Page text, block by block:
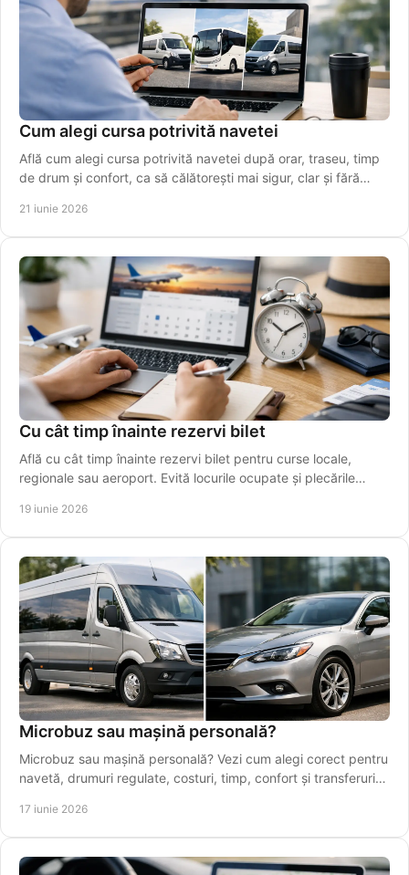
Cum alegi cursa potrivită navetei
Află cum alegi cursa potrivită navetei după orar, traseu, timp
de drum și confort, ca să călătorești mai sigur, clar și fără
21 iunie 2026
Cu cât timp înainte rezervi bilet
Află cu cât timp înainte rezervi bilet pentru curse locale,
regionale sau aeroport. Evită locurile ocupate și plecările
19 iunie 2026
Microbuz sau mașină personală?
Microbuz sau mașină personală? Vezi cum alegi corect pentru
navetă, drumuri regulate, costuri, timp, confort și transferuri
17 iunie 2026